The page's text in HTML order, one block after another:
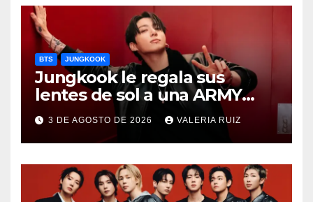
BTS JUNGKOOK
Jungkook le regala sus
lentes de sol a una ARMY
durante concierto de BTS
3 DE AGOSTO DE 2026 VALERIA RUIZ